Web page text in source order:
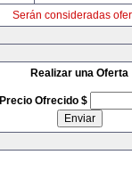
Serán consideradas
Realizar una Oferta
Precio Ofrecido $